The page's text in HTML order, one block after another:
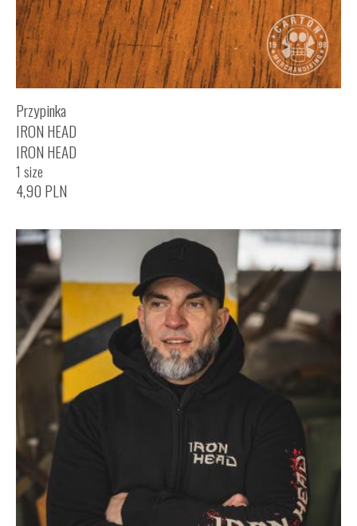
Przypinka
IRON HEAD
IRON HEAD
1 size
4,90 PLN